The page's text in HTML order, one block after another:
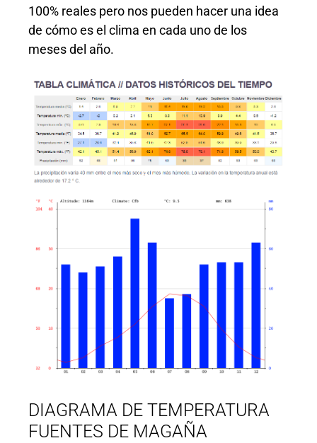
100% reales pero nos pueden hacer una idea
de cómo es el clima en cada uno de los
meses del año.
DIAGRAMA DE TEMPERATURA
FUENTES DE MAGAÑA